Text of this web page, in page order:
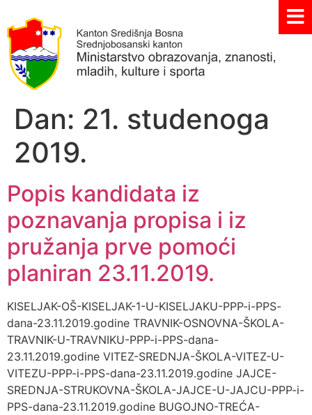
Dan: 21. studenoga
2019.
Popis kandidata iz
poznavanja propisa i iz
pružanja prve pomoći
planiran 23.11.2019.
KISELJAK-OŠ-KISELJAK-1-U-KISELJAKU-PPP-i-PPS-
dana-23.11.2019.godine TRAVNIK-OSNOVNA-ŠKOLA-
TRAVNIK-U-TRAVNIKU-PPP-i-PPS-dana-
23.11.2019.godine VITEZ-SREDNJA-ŠKOLA-VITEZ-U-
VITEZU-PPP-i-PPS-dana-23.11.2019.godine JAJCE-
SREDNJA-STRUKOVNA-ŠKOLA-JAJCE-U-JAJCU-PPP-i-
PPS-dana-23.11.2019.godine BUGOJNO-TREĆA-